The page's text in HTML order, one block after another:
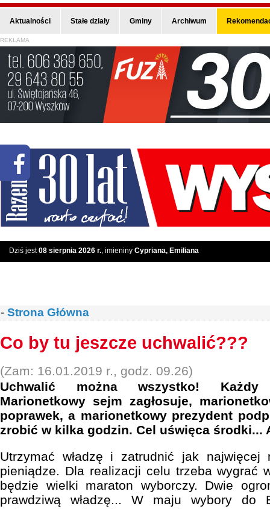
Aktualności Stałe działy Gminy Archiwum
REKLAMA
Dziś jest08 sierpnia 2026 r., imieniny Cypriana, Emiliana
- Strona Główna
Co by tu jeszcze uchwalić???
(Zam: 16.01.2019 r., godz. 09.26)
Uchwalić można wszystko! Każdy
Marionetkowy sejm zagłosuje,
poprawek, a marionetkowy prezydent
zrobić w kilka godzin. Cel uświęca środki...
Utrzymać władzę i zatrudnić jak najwięcej
pieniądze. Dla realizacji celu trzeba wygrać
będzie wielki maraton wyborczy. Dwie
prawdziwą władzę... W maju wybory do